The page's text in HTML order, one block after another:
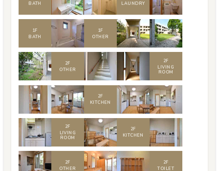
BATH
LAUNDRY
1F
BATH
1F
OTHER
2F
OTHER
2F
LIVING
ROOM
2F
KITCHEN
2F
LIVING
ROOM
2F
KITCHEN
2F
OTHER
2F
TOILET